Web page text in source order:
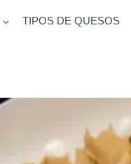
TIPOS DE QUESOS